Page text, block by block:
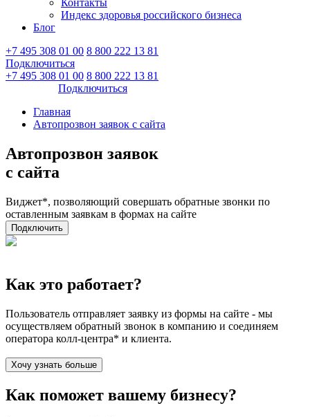
Контакты
Индекс здоровья российского бизнеса
Блог
+7 495 308 01 00 8 800 222 13 81
Подключиться
+7 495 308 01 00 8 800 222 13 81
Подключиться
Главная
Автопрозвон заявок с сайта
Автопрозвон заявок
с сайта
Виджет*, позволяющий совершать обратные звонки по
оставленным заявкам в формах на сайте
Подключить
Как это работает?
Пользователь отправляет заявку из формы на сайте - мы
осуществляем обратный звонок в компанию и соединяем
оператора колл-центра* и клиента.
Хочу узнать больше
Как поможет вашему бизнесу?